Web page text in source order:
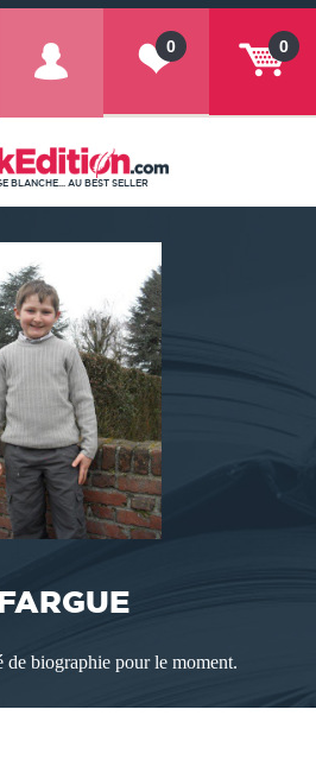
0
0
BLANCHE... AU BEST SELLER
de biographie pour le moment.